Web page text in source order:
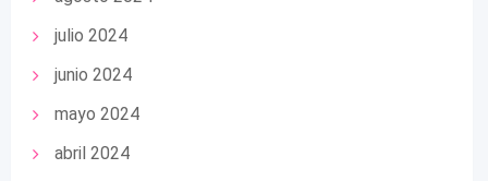
julio 2024
junio 2024
mayo 2024
abril 2024